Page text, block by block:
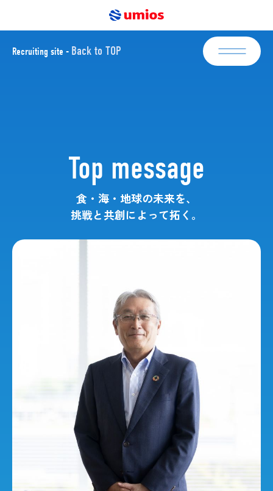
Recruiting site - Back to TOP
Top message
食・海・地球の未来を、
挑戦と共創によって拓く。
Mid-career
About Umios
Interviews